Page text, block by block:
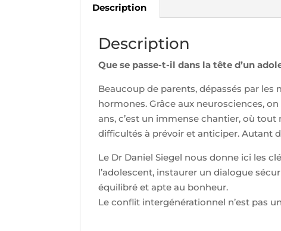
Description
Description
Que se passe-t-il dans la tête d’un
Beaucoup de parents, dépassés par
hormones. Grâce aux neurosciences,
ans, c’est un immense chantier, où tout
difficultés à prévoir et anticiper. Autant
Le Dr Daniel Siegel nous donne ici les
l’adolescent, instaurer un dialogue
équilibré et apte au bonheur.
Le conflit intergénérationnel n’est pas